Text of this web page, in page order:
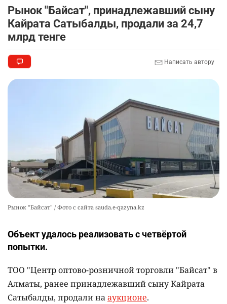
Рынок "Байсат", принадлежавший сыну
Кайрата Сатыбалды, продали за 24,7
млрд тенге
Написать автору
Рынок "Байсат" / Фото с сайта sauda.e-qazyna.kz
Объект удалось реализовать с четвёртой
попытки.
ТОО "Центр оптово-розничной торговли "Байсат" в
Алматы, ранее принадлежавший сыну Кайрата
Сатыбалды, продали нааукционе.